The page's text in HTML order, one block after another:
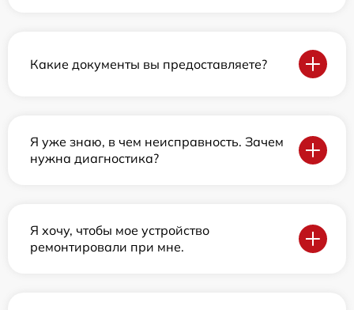
Какие документы вы предоставляете?
Я уже знаю, в чем неисправность. Зачем
нужна диагностика?
Я хочу, чтобы мое устройство
ремонтировали при мне.